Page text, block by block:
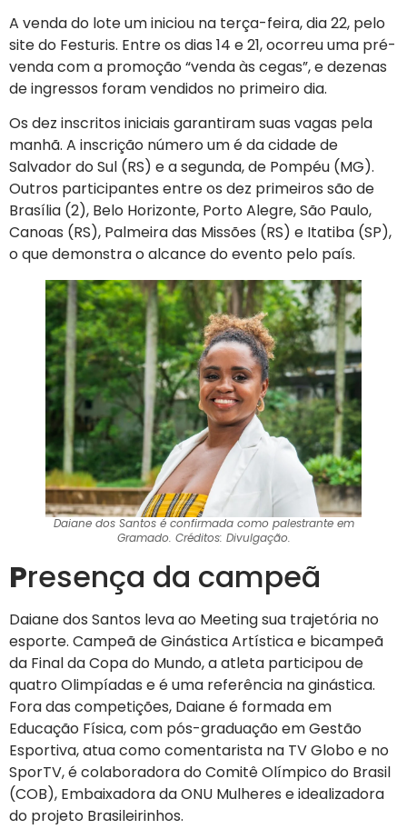
A venda do lote um iniciou na terça-feira, dia 22, pelo
site do Festuris. Entre os dias 14 e 21, ocorreu uma pré-
venda com a promoção “venda às cegas”, e dezenas
de ingressos foram vendidos no primeiro dia.
Os dez inscritos iniciais garantiram suas vagas pela
manhã. A inscrição número um é da cidade de
Salvador do Sul (RS) e a segunda, de Pompéu (MG).
Outros participantes entre os dez primeiros são de
Brasília (2), Belo Horizonte, Porto Alegre, São Paulo,
Canoas (RS), Palmeira das Missões (RS) e Itatiba (SP),
o que demonstra o alcance do evento pelo país.
Daiane dos Santos é confirmada como palestrante em
Gramado. Créditos: Divulgação.
Presença da campeã
Daiane dos Santos leva ao Meeting sua trajetória no
esporte. Campeã de Ginástica Artística e bicampeã
da Final da Copa do Mundo, a atleta participou de
quatro Olimpíadas e é uma referência na ginástica.
Fora das competições, Daiane é formada em
Educação Física, com pós-graduação em Gestão
Esportiva, atua como comentarista na TV Globo e no
SporTV, é colaboradora do Comitê Olímpico do Brasil
(COB), Embaixadora da ONU Mulheres e idealizadora
do projeto Brasileirinhos.